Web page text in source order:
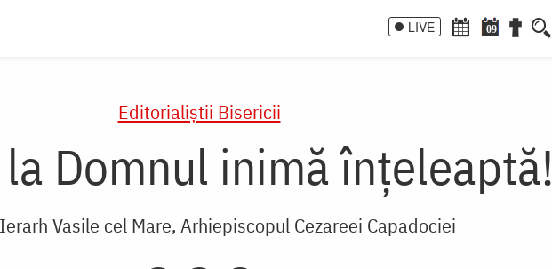
LIVE 09
Editorialiștii Bisericii
la Domnul inimă înțeleaptă!
Vasile cel Mare, Arhiepiscopul Cezareei Capadociei